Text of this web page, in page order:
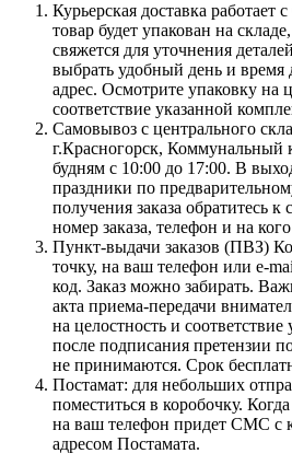
Курьерская доставка работает
товар будет упакован на
свяжется для уточнения
выбрать удобный день и время
адрес. Осмотрите упаковку на
соответствие указанной
Самовывоз с центрального
г.Красногорск, Коммунальный
будням с 10:00 до 17:00. В
праздники по
получения заказа обратитесь к
номер заказа, телефон и на
Пункт-выдачи заказов (ПВЗ)
точку, на ваш телефон или e-
код. Заказ можно забирать.
акта приема-передачи
на целостность и
после подписания претензии
не принимаются. Срок
Постамат: для небольших
поместиться в коробочку.
на ваш телефон придет СМС с
адресом Постамата.